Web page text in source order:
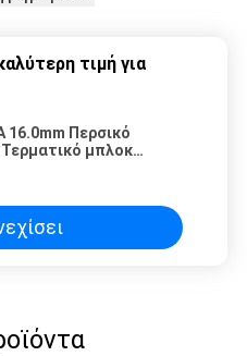
τιμή για
16.0mm Περσικό
μπλοκ